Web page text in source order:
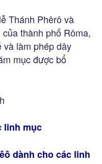
Thánh Phêrô và
thành phố Rôma,
làm phép dây
mục được bổ
linh mục
dành cho các linh